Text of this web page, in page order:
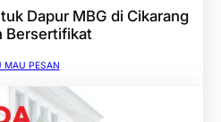
Dapur MBG di Cikarang
Bersertifikat
MAU PESAN